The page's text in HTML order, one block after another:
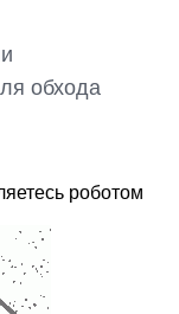
обхода
роботом